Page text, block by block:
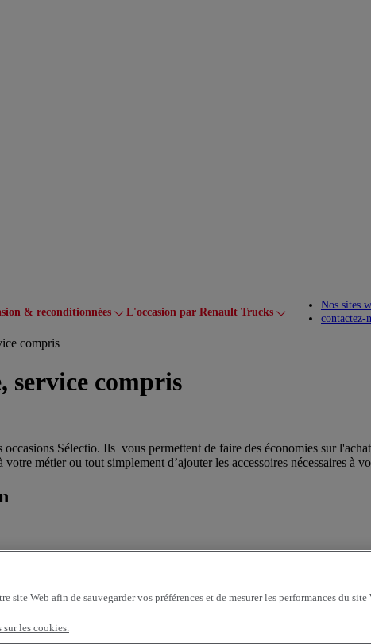
& reconditionnées Toggle submenu
L'occasion par Renault Trucks Toggle submenu
Nos sites
contactez-
compris
service compris
Sélectio. Ils vous permettent de faire des économies sur
métier ou tout simplement d’ajouter les accessoires nécessaires à
et d’assurance, sur mesure, dès 135€/mois en tous risques
fiables et adaptés aux clients de camion occasion. De plus, avec
au bilan ou hors bilan, ainsi que nous offres d’assurance
Web afin de sauvegarder vos préférences et de mesurer les performances du
sur les cookies.